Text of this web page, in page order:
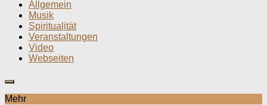
Allgemein
Musik
Spiritualität
Veranstaltungen
Video
Webseiten
Mehr